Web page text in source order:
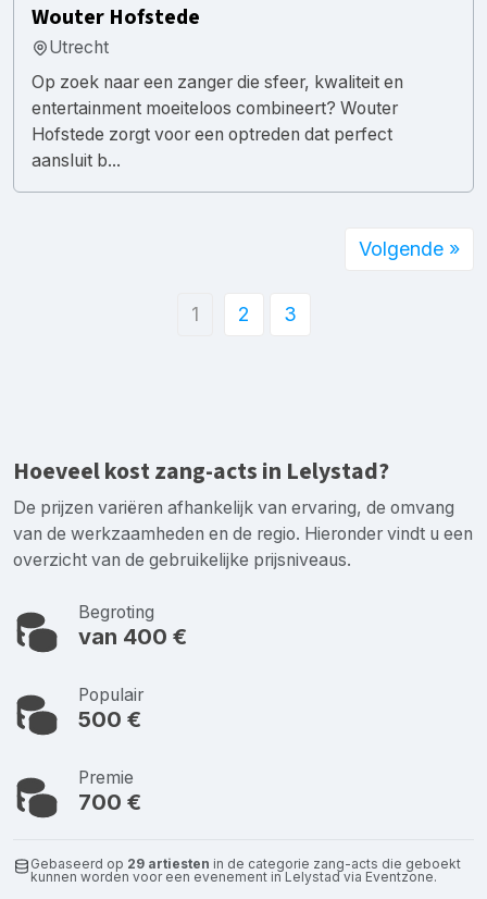
Wouter Hofstede
Utrecht
Op zoek naar een zanger die sfeer, kwaliteit en
entertainment moeiteloos combineert? Wouter
Hofstede zorgt voor een optreden dat perfect
aansluit b...
1 2 3
Volgende »
Hoeveel kost zang-acts in Lelystad?
De prijzen variëren afhankelijk van ervaring, de omvang
van de werkzaamheden en de regio. Hieronder vindt u een
overzicht van de gebruikelijke prijsniveaus.
Begroting
van 400 €
Populair
500 €
Premie
700 €
Gebaseerd op 29 artiesten in de categorie zang-acts die geboekt
kunnen worden voor een evenement in Lelystad via Eventzone.